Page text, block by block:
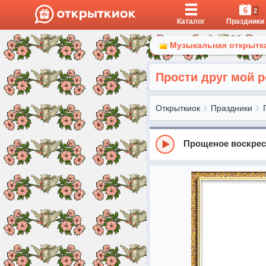
Каталог
6 2
Праздники
Музыкальная
Прости друг мой
Открыткиок Праздники
Прощеное